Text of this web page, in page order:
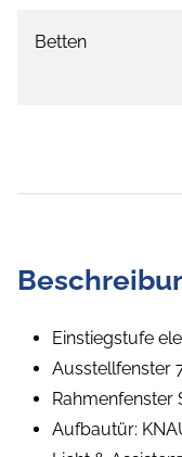
Betten
Einstiegstufe
Ausstellfenster
Rahmenfenster
Aufbautür: